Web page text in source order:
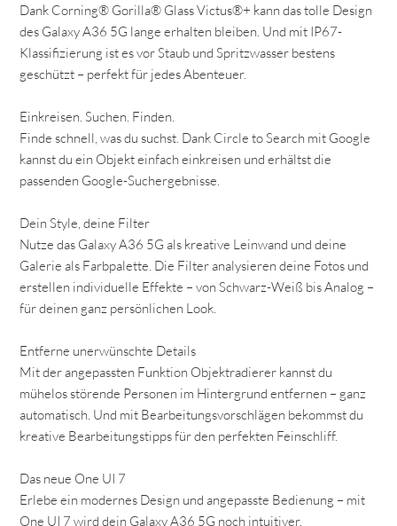
Dank Corning® Gorilla® Glass Victus®+ kann das tolle Design
des Galaxy A36 5G lange erhalten bleiben. Und mit IP67-
Klassifizierung ist es vor Staub und Spritzwasser bestens
geschützt – perfekt für jedes Abenteuer.
Einkreisen. Suchen. Finden.
Finde schnell, was du suchst. Dank Circle to Search mit Google
kannst du ein Objekt einfach einkreisen und erhältst die
passenden Google-Suchergebnisse.
Dein Style, deine Filter
Nutze das Galaxy A36 5G als kreative Leinwand und deine
Galerie als Farbpalette. Die Filter analysieren deine Fotos und
erstellen individuelle Effekte – von Schwarz-Weiß bis Analog –
für deinen ganz persönlichen Look.
Entferne unerwünschte Details
Mit der angepassten Funktion Objektradierer kannst du
mühelos störende Personen im Hintergrund entfernen – ganz
automatisch. Und mit Bearbeitungsvorschlägen bekommst du
kreative Bearbeitungstipps für den perfekten Feinschliff.
Das neue One UI 7
Erlebe ein modernes Design und angepasste Bedienung – mit
One UI 7 wird dein Galaxy A36 5G noch intuitiver.